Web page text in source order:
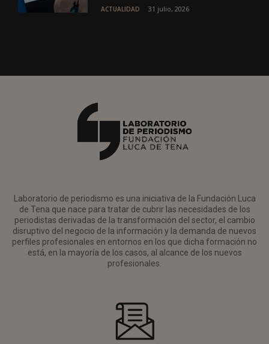
ACTUALIDAD 31 julio, 2026
Laboratorio de periodismo es una iniciativa de la Fundación Luca
de Tena que nace para tratar de cubrir las necesidades de los
periodistas derivadas de la transformación del sector, el cambio
disruptivo del negocio de la información y la demanda de nuevos
perfiles profesionales en entornos en los que dicha formación no
está, en la mayoría de los casos, al alcance de los nuevos
profesionales.